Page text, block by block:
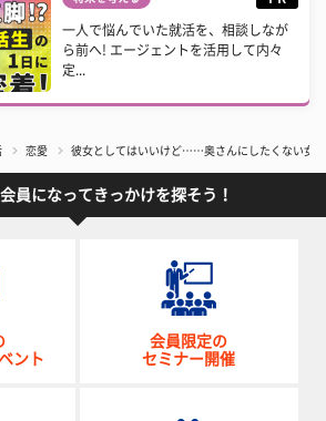
一人で悩んでいた就活を、相談しなが
ら前へ! エージェントを活用して内々
定...
恋愛 彼女としてはいいけど……奥さんにしたくない女
員になってきっかけを探そう！
ント
会員限定の
セミナー開催